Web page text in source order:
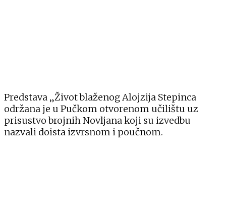
Predstava „Život blaženog Alojzija Stepinca
održana je u Pučkom otvorenom učilištu uz
prisustvo brojnih Novljana koji su izvedbu
nazvali doista izvrsnom i poučnom.